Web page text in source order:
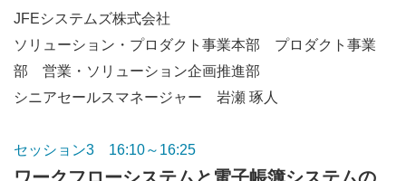
JFEシステムズ株式会社
ソリューション・プロダクト事業本部 プロダクト事業
部 営業・ソリューション企画推進部
シニアセールスマネージャー 岩瀬 琢人
セッション3 16:10～16:25